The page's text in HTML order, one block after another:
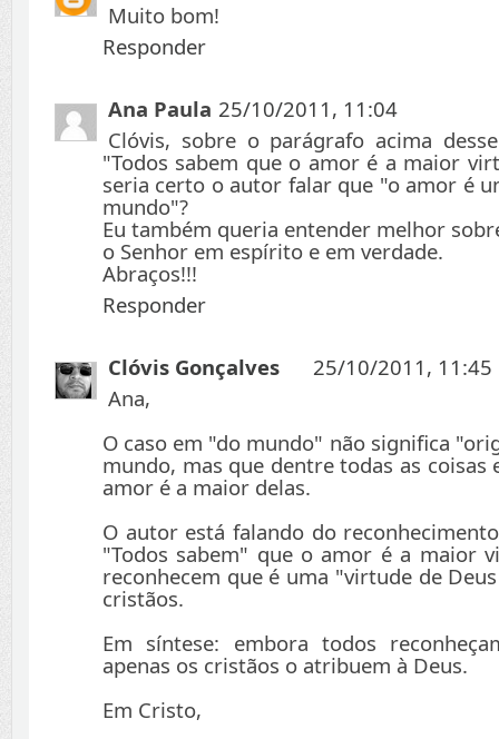
Muito bom!
Responder
Ana Paula 25/10/2011, 11:04
Clóvis, sobre o parágrafo acima
"Todos sabem que o amor é a maior
seria certo o autor falar que "o amor é
mundo"?
Eu também queria entender melhor
o Senhor em espírito e em verdade.
Abraços!!!
Responder
Clóvis Gonçalves
25/10/2011, 11:45
Ana,
O caso em "do mundo" não significa
mundo, mas que dentre todas as
amor é a maior delas.
O autor está falando do
"Todos sabem" que o amor é a maior
reconhecem que é uma "virtude de
cristãos.
Em síntese: embora todos
apenas os cristãos o atribuem à Deus.
Em Cristo,